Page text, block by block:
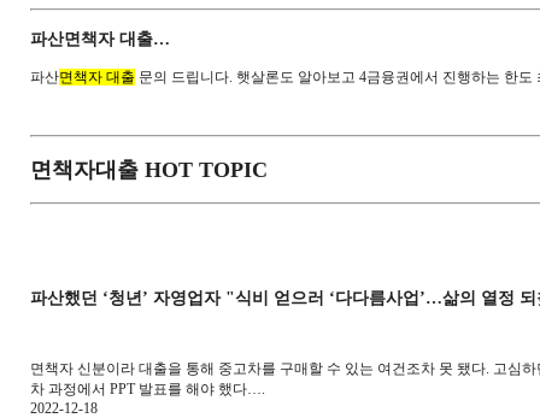
파산면책자 대출…
파산면책자 대출 문의 드립니다. 햇살론도 알아보고 4금융권에서 진행하는 한
면책자대출 HOT TOPIC
파산했던 ‘청년’ 자영업자 "식비 얻으러 ‘다다름사업’…삶의 열정
면책자 신분이라 대출을 통해 중고차를 구매할 수 있는 여건조차 못 됐다. 고심
차 과정에서 PPT 발표를 해야 했다….
2022-12-18